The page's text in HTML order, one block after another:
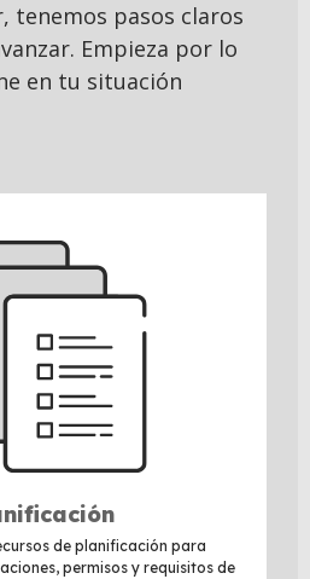
tenemos pasos claros
Empieza por lo
en tu situación
de planificación para
permisos y requisitos de